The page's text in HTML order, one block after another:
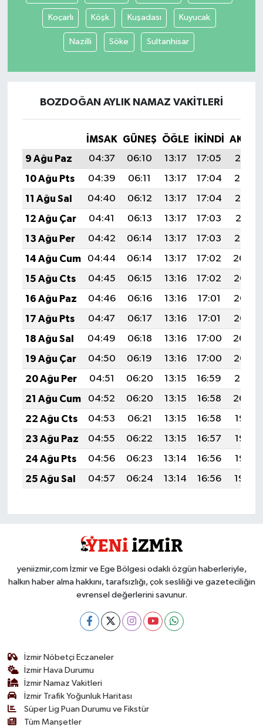
Koçarlı Köşk Kuşadası Kuyucak
Nazilli Söke Sultanhisar
BOZDOĞAN AYLIK NAMAZ VAKITLERI
İMSAK GÜNEŞ ÖĞLE İKINDI
9 Ağu Paz
04:37 06:10 13:17 17:05
20:15
10 Ağu Pts
04:39 06:11 13:17 17:04
20:14
11 Ağu Sal
04:40 06:12 13:17 17:04
20:12
12 Ağu Çar
04:41 06:13 13:17 17:03
20:11
13 Ağu Per
04:42 06:14 13:17 17:03
20:10
14 Ağu Cum
04:44 06:14 13:17 17:02
20:09
15 Ağu Cts
04:45 06:15 13:16 17:02
20:08
16 Ağu Paz
04:46 06:16 13:16 17:01
20:06
17 Ağu Pts
04:47 06:17 13:16 17:01
20:05
18 Ağu Sal
04:49 06:18 13:16 17:00
20:04
19 Ağu Çar
04:50 06:19 13:16 17:00
20:02
20 Ağu Per
04:51 06:20 13:15 16:59
20:01
21 Ağu Cum
04:52 06:20 13:15 16:58
20:00
22 Ağu Cts
04:53 06:21 13:15 16:58
19:58
23 Ağu Paz
04:55 06:22 13:15 16:57
19:57
24 Ağu Pts
04:56 06:23 13:14 16:56
19:56
25 Ağu Sal
04:57 06:24 13:14 16:56 19:54
yeniizmir,com İzmir ve Ege Bölgesi odaklı özgün haberleriyle,
halkın haber alma hakkını, tarafsızlığı, çok sesliliği ve gazeteciliğin
evrensel değerlerini savunur.
İzmir Nöbetçi Eczaneler
İzmir Hava Durumu
İzmir Namaz Vakitleri
İzmir Trafik Yoğunluk Haritası
Süper Lig Puan Durumu ve Fikstür
Tüm Manşetler